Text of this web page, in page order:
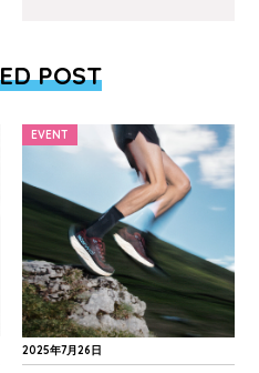
POST
2025年7月26日
EVENT